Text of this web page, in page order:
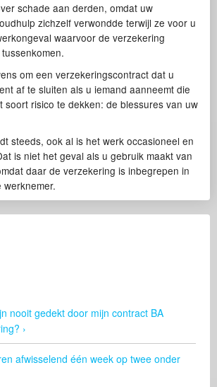
schade aan derden, omdat uw
zichzelf verwondde terwijl ze voor u
waarvoor de verzekering
tussenkomen.
om een verzekeringscontract dat u
af te sluiten als u iemand aanneemt die
soort risico te dekken: de blessures van uw
steeds, ook al is het werk occasioneel en
is niet het geval als u gebruik maakt van
daar de verzekering is inbegrepen in
nooit gedekt door mijn contract BA
afwisselend één week op twee onder